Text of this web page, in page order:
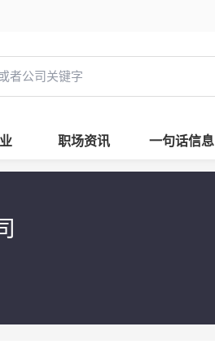
职场资讯 一句话信息